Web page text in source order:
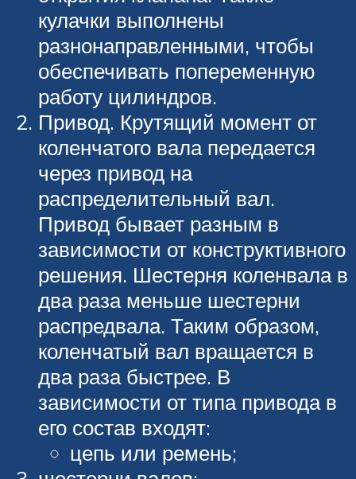
кулачки выполнены
разнонаправленными, чтобы
обеспечивать попеременную
работу цилиндров.
Привод. Крутящий момент от
коленчатого вала передается
через привод на
распределительный вал.
Привод бывает разным в
зависимости от конструктивного
решения. Шестерня коленвала в
два раза меньше шестерни
распредвала. Таким образом,
коленчатый вал вращается в
два раза быстрее. В
зависимости от типа привода в
его состав входят:
цепь или ремень;